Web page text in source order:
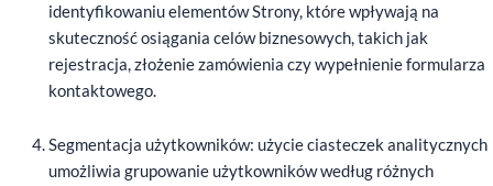
identyfikowaniu elementów Strony, które wpływają na
skuteczność osiągania celów biznesowych, takich jak
rejestracja, złożenie zamówienia czy wypełnienie formularza
kontaktowego.
Segmentacja użytkowników: użycie ciasteczek analitycznych
umożliwia grupowanie użytkowników według różnych